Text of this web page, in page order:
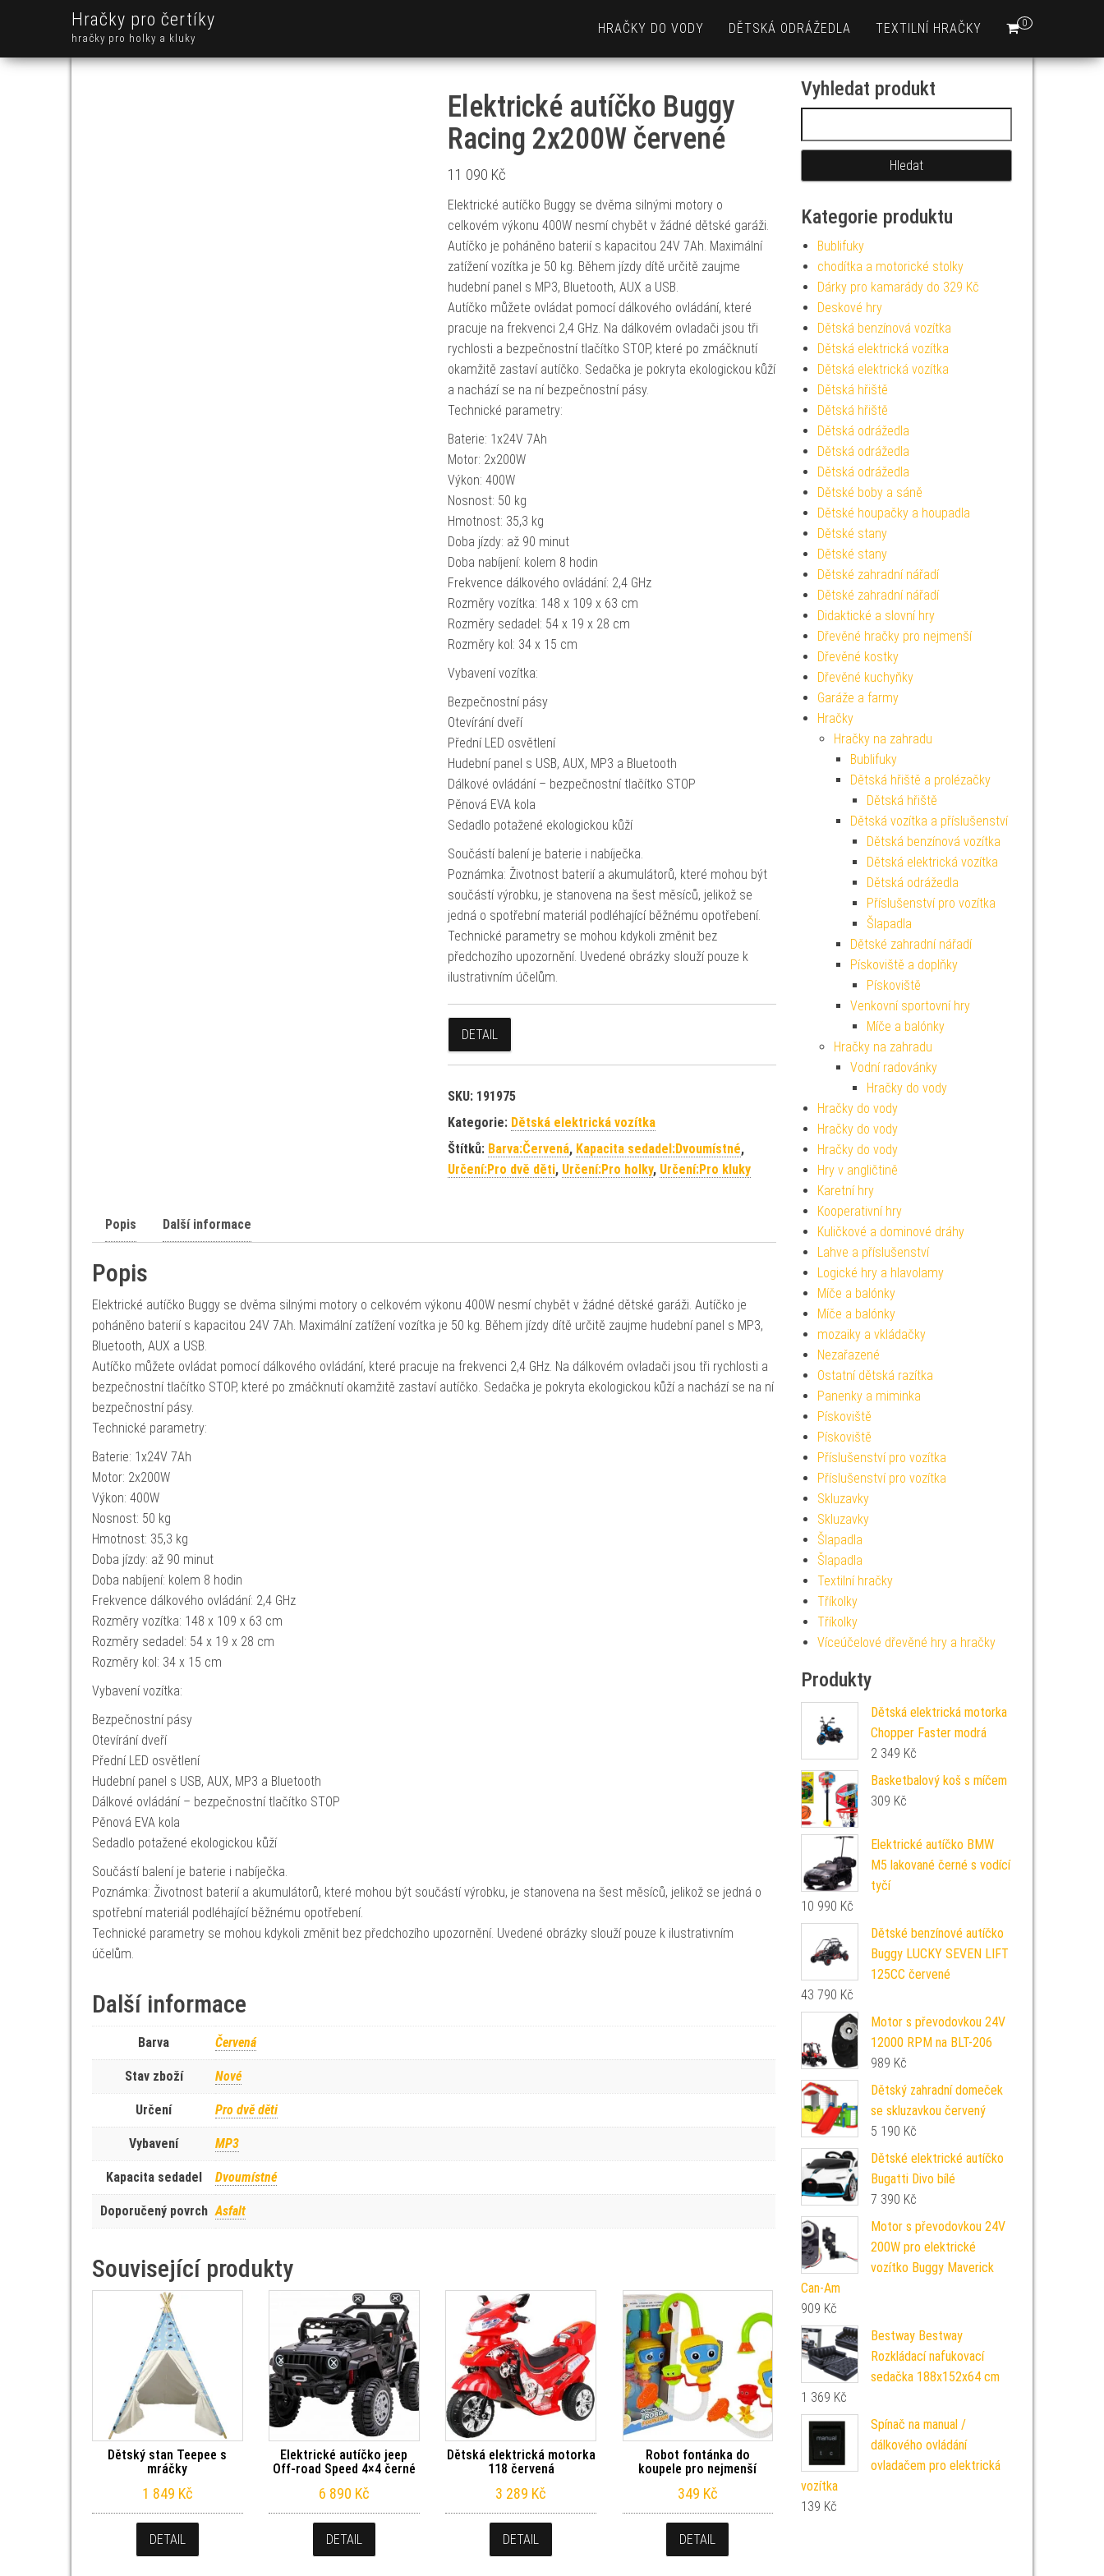
Hračky pro čertíky
hračky pro holky a kluky
0
HRAČKY DO VODY DĚTSKÁ ODRÁŽEDLA TEXTILNÍ HRAČKY
Elektrické autíčko Buggy
Racing 2x200W červené
11 090 Kč
Elektrické autíčko Buggy se dvěma silnými motory o
celkovém výkonu 400W nesmí chybět v žádné dětské garáži.
Autíčko je poháněno baterií s kapacitou 24V 7Ah. Maximální
zatížení vozítka je 50 kg. Během jízdy dítě určitě zaujme
hudební panel s MP3, Bluetooth, AUX a USB.
Autíčko můžete ovládat pomocí dálkového ovládání, které
pracuje na frekvenci 2,4 GHz. Na dálkovém ovladači jsou tři
rychlosti a bezpečnostní tlačítko STOP, které po zmáčknutí
okamžitě zastaví autíčko. Sedačka je pokryta ekologickou kůží
a nachází se na ní bezpečnostní pásy.
Technické parametry:
Baterie: 1x24V 7Ah
Motor: 2x200W
Výkon: 400W
Nosnost: 50 kg
Hmotnost: 35,3 kg
Doba jízdy: až 90 minut
Doba nabíjení: kolem 8 hodin
Frekvence dálkového ovládání: 2,4 GHz
Rozměry vozítka: 148 x 109 x 63 cm
Rozměry sedadel: 54 x 19 x 28 cm
Rozměry kol: 34 x 15 cm
Vybavení vozítka:
Bezpečnostní pásy
Otevírání dveří
Přední LED osvětlení
Hudební panel s USB, AUX, MP3 a Bluetooth
Dálkové ovládání – bezpečnostní tlačítko STOP
Pěnová EVA kola
Sedadlo potažené ekologickou kůží
Součástí balení je baterie i nabíječka.
Poznámka: Životnost baterií a akumulátorů, které mohou být
součástí výrobku, je stanovena na šest měsíců, jelikož se
jedná o spotřební materiál podléhající běžnému opotřebení.
Technické parametry se mohou kdykoli změnit bez
předchozího upozornění. Uvedené obrázky slouží pouze k
ilustrativním účelům.
DETAIL
SKU: 191975
Kategorie: Dětská elektrická vozítka
Štítků: Barva:Červená, Kapacita sedadel:Dvoumístné,
Určení:Pro dvě děti, Určení:Pro holky, Určení:Pro kluky
Popis Další informace
Popis
Elektrické autíčko Buggy se dvěma silnými motory o celkovém výkonu 400W nesmí chybět v žádné dětské garáži. Autíčko je
poháněno baterií s kapacitou 24V 7Ah. Maximální zatížení vozítka je 50 kg. Během jízdy dítě určitě zaujme hudební panel s MP3,
Bluetooth, AUX a USB.
Autíčko můžete ovládat pomocí dálkového ovládání, které pracuje na frekvenci 2,4 GHz. Na dálkovém ovladači jsou tři rychlosti a
bezpečnostní tlačítko STOP, které po zmáčknutí okamžitě zastaví autíčko. Sedačka je pokryta ekologickou kůží a nachází se na ní
bezpečnostní pásy.
Technické parametry:
Baterie: 1x24V 7Ah
Motor: 2x200W
Výkon: 400W
Nosnost: 50 kg
Hmotnost: 35,3 kg
Doba jízdy: až 90 minut
Doba nabíjení: kolem 8 hodin
Frekvence dálkového ovládání: 2,4 GHz
Rozměry vozítka: 148 x 109 x 63 cm
Rozměry sedadel: 54 x 19 x 28 cm
Rozměry kol: 34 x 15 cm
Vybavení vozítka:
Bezpečnostní pásy
Otevírání dveří
Přední LED osvětlení
Hudební panel s USB, AUX, MP3 a Bluetooth
Dálkové ovládání – bezpečnostní tlačítko STOP
Pěnová EVA kola
Sedadlo potažené ekologickou kůží
Součástí balení je baterie i nabíječka.
Poznámka: Životnost baterií a akumulátorů, které mohou být součástí výrobku, je stanovena na šest měsíců, jelikož se jedná o
spotřební materiál podléhající běžnému opotřebení.
Technické parametry se mohou kdykoli změnit bez předchozího upozornění. Uvedené obrázky slouží pouze k ilustrativním
účelům.
Další informace
Barva Červená
Stav zboží Nové
Určení Pro dvě děti
Vybavení MP3
Kapacita sedadel Dvoumístné
Doporučený povrch Asfalt
Související produkty
Dětský stan Teepee s
mráčky
1 849 Kč
DETAIL
Elektrické autíčko jeep
Off-road Speed 4×4 černé
6 890 Kč
DETAIL
Dětská elektrická motorka
118 červená
3 289 Kč
DETAIL
Robot fontánka do
koupele pro nejmenší
349 Kč
DETAIL
Vyhledat produkt
Kategorie produktu
Bublifuky
chodítka a motorické stolky
Dárky pro kamarády do 329 Kč
Deskové hry
Dětská benzínová vozítka
Dětská elektrická vozítka
Dětská elektrická vozítka
Dětská hřiště
Dětská hřiště
Dětská odrážedla
Dětská odrážedla
Dětská odrážedla
Dětské boby a sáně
Dětské houpačky a houpadla
Dětské stany
Dětské stany
Dětské zahradní nářadí
Dětské zahradní nářadí
Didaktické a slovní hry
Dřevěné hračky pro nejmenší
Dřevěné kostky
Dřevěné kuchyňky
Garáže a farmy
Hračky
Hračky na zahradu
Bublifuky
Dětská hřiště a prolézačky
Dětská hřiště
Dětská vozítka a příslušenství
Dětská benzínová vozítka
Dětská elektrická vozítka
Dětská odrážedla
Příslušenství pro vozítka
Šlapadla
Dětské zahradní nářadí
Pískoviště a doplňky
Pískoviště
Venkovní sportovní hry
Míče a balónky
Hračky na zahradu
Vodní radovánky
Hračky do vody
Hračky do vody
Hračky do vody
Hračky do vody
Hry v angličtině
Karetní hry
Kooperativní hry
Kuličkové a dominové dráhy
Lahve a příslušenství
Logické hry a hlavolamy
Míče a balónky
Míče a balónky
mozaiky a vkládačky
Nezařazené
Ostatní dětská razítka
Panenky a miminka
Pískoviště
Pískoviště
Příslušenství pro vozítka
Příslušenství pro vozítka
Skluzavky
Skluzavky
Šlapadla
Šlapadla
Textilní hračky
Tříkolky
Tříkolky
Víceúčelové dřevěné hry a hračky
Produkty
Dětská elektrická motorka
Chopper Faster modrá
2 349 Kč
Basketbalový koš s míčem
309 Kč
Elektrické autíčko BMW
M5 lakované černé s vodící
tyčí
10 990 Kč
Dětské benzínové autíčko
Buggy LUCKY SEVEN LIFT
125CC červené
43 790 Kč
Motor s převodovkou 24V
12000 RPM na BLT-206
989 Kč
Dětský zahradní domeček
se skluzavkou červený
5 190 Kč
Dětské elektrické autíčko
Bugatti Divo bílé
7 390 Kč
Motor s převodovkou 24V
200W pro elektrické
vozítko Buggy Maverick
Can-Am
909 Kč
Bestway Bestway
Rozkládací nafukovací
sedačka 188x152x64 cm
1 369 Kč
Spínač na manual /
dálkového ovládání
ovladačem pro elektrická
vozítka
139 Kč